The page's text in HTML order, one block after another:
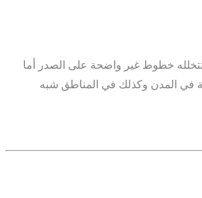
تتخلله خطوط غير واضحة على الصدر أما
في المدن وكذلك في المناطق شبه